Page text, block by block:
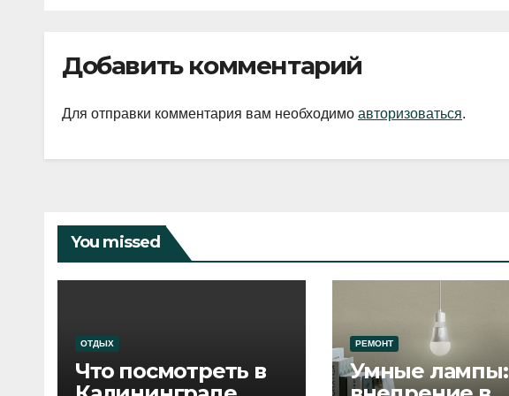
Добавить комментарий
Для отправки комментария вам необходимо авторизоваться.
You missed
ОТДЫХ
Что посмотреть в
РЕМОНТ
Умные лампы: